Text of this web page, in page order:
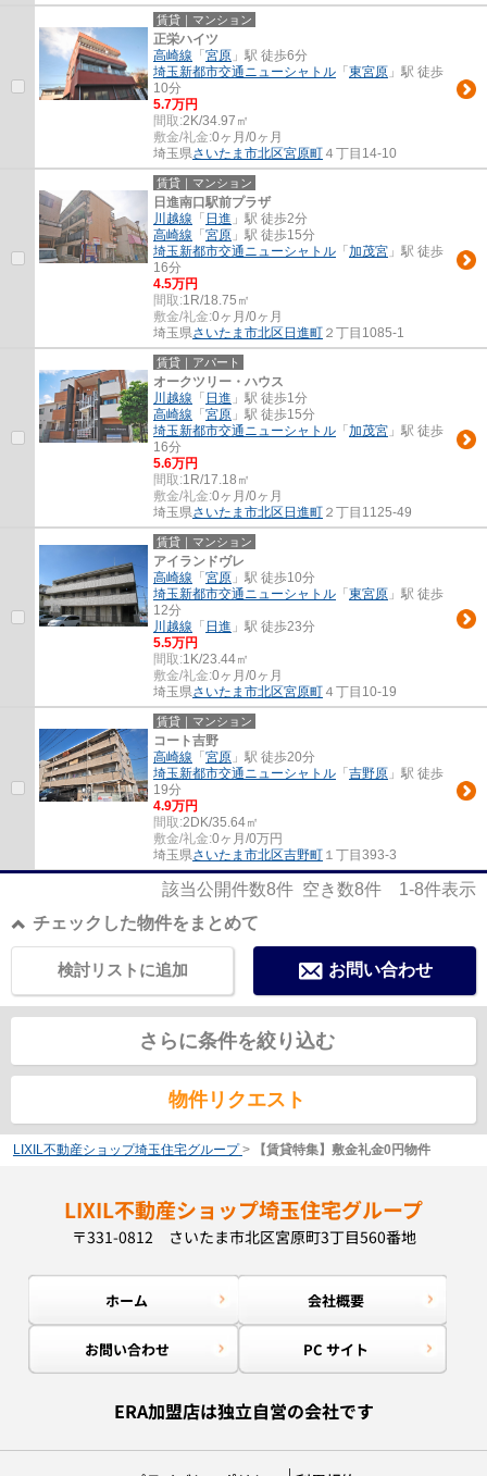
賃貸｜マンション
正栄ハイツ
高崎線 「 宮原 」駅 徒歩6分
埼玉新都市交通ニューシャトル 「 東宮原 」駅 徒歩
10分
5.7万円
間取:2K/34.97㎡
敷金/礼金:0ヶ月/0ヶ月
埼玉県さいたま市北区宮原町 ４丁目14-10
賃貸｜マンション
日進南口駅前プラザ
川越線 「 日進 」駅 徒歩2分
高崎線 「 宮原 」駅 徒歩15分
埼玉新都市交通ニューシャトル 「 加茂宮 」駅 徒歩
16分
4.5万円
間取:1R/18.75㎡
敷金/礼金:0ヶ月/0ヶ月
埼玉県さいたま市北区 日進町 ２丁目1085-1
賃貸｜アパート
オークツリー・ハウス
川越線 「 日進 」駅 徒歩1分
高崎線 「 宮原 」駅 徒歩15分
埼玉新都市交通ニューシャトル 「 加茂宮 」駅 徒歩
16分
5.6万円
間取:1R/17.18㎡
敷金/礼金:0ヶ月/0ヶ月
埼玉県さいたま市北区 日進町 ２丁目1125-49
賃貸｜マンション
アイランドヴレ
高崎線 「 宮原 」駅 徒歩10分
埼玉新都市交通ニューシャトル 「 東宮原 」駅 徒歩
12分
川越線 「 日進 」駅 徒歩23分
5.5万円
間取:1K/23.44㎡
敷金/礼金:0ヶ月/0ヶ月
埼玉県さいたま市北区宮原町 ４丁目10-19
賃貸｜マンション
コート吉野
高崎線 「 宮原 」駅 徒歩20分
埼玉新都市交通ニューシャトル 「 吉野原 」駅 徒歩
19分
4.9万円
間取:2DK/35.64㎡
敷金/礼金:0ヶ月/0万円
埼玉県さいたま市北区吉野町 １丁目393-3
該当公開件数8件 空き数8件 1-8件表示
チェックした物件をまとめて
お問い合わせ
検討リストに追加
さらに条件を絞り込む
物件リクエスト
LIXIL不動産ショップ埼玉住宅グループ > 【賃貸特集】敷金礼金0円物件
LIXIL不動産ショップ埼玉住宅グループ
〒331-0812 さいたま市北区宮原町3丁目560番地
ホーム 会社概要
お問い合わせ PC サイト
ERA加盟店は独立自営の会社です